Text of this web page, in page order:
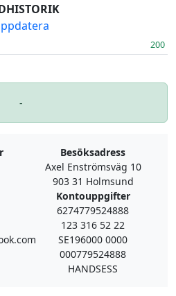
200
-
Besöksadress
Axel Enströmsväg 10
903 31 Holmsund
Kontouppgifter
6274779524888
123 316 52 22
SE196000 0000
000779524888
HANDSESS